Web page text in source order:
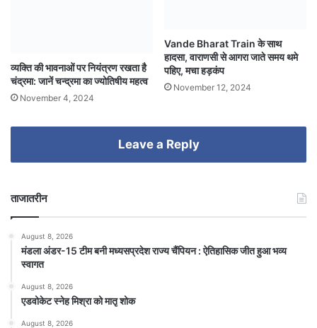
व्यक्ति की भावनाओं पर नियंत्रण रखता है
चंद्रमा: जानें चन्द्रमा का ज्योतिषीय महत्व
November 4, 2024
Vande Bharat Train के साथ
हादसा, वाराणसी से आगरा जाते समय थमे
पहिए, मचा हड़कंप
November 12, 2024
Leave a Reply
ताजातरीन
August 8, 2026
मंडला अंडर-15 टीम बनी मध्यसप्रदेश राज्य चैंपियन : ऐतिहासिक जीत हुआ भव्य
स्वागत
August 8, 2026
एडवोकेट स्नेह मिश्रा को मातृ शोक
August 8, 2026